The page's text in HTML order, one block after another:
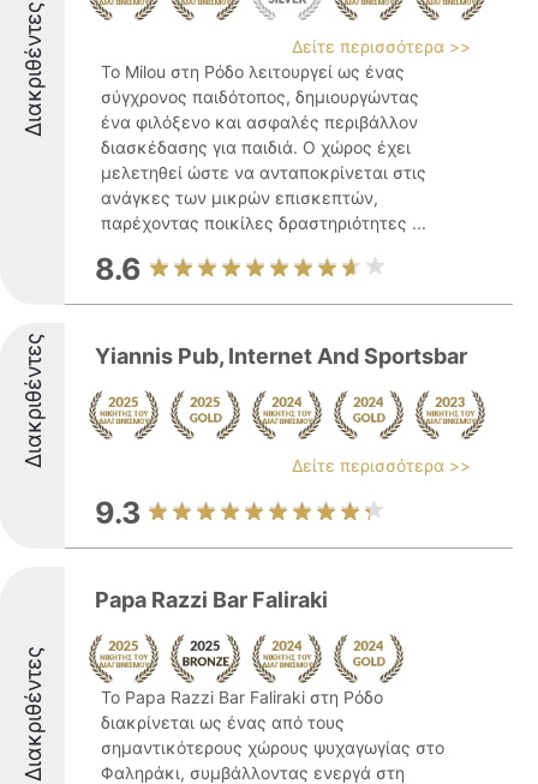
Διακριθέντες
Δείτε περισσότερα >>
Το Milou στη Ρόδο λειτουργεί ως ένας
σύγχρονος παιδότοπος, δημιουργώντας
ένα φιλόξενο και ασφαλές περιβάλλον
διασκέδασης για παιδιά. Ο χώρος έχει
μελετηθεί ώστε να ανταποκρίνεται στις
ανάγκες των μικρών επισκεπτών,
παρέχοντας ποικίλες δραστηριότητες ...
8.6
Διακριθέντες Yiannis Pub, Internet And Sportsbar
Δείτε περισσότερα >>
9.3
Διακριθέντες
Papa Razzi Bar Faliraki
Το Papa Razzi Bar Faliraki στη Ρόδο
διακρίνεται ως ένας από τους
σημαντικότερους χώρους ψυχαγωγίας στο
Φαληράκι, συμβάλλοντας ενεργά στη